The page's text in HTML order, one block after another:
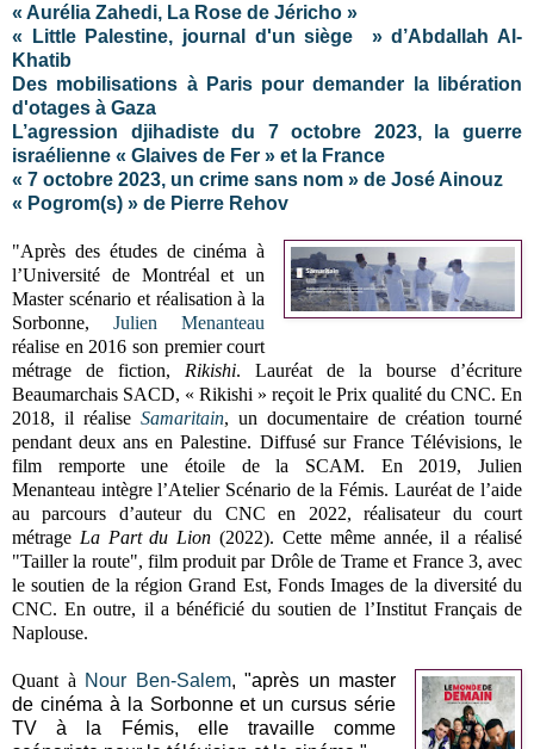
« Aurélia Zahedi, La Rose de Jéricho »
« Little Palestine, journal d'un siège » d’Abdallah Al-
Khatib
Des mobilisations à Paris pour demander la libération
d'otages à Gaza
L’agression djihadiste du 7 octobre 2023, la guerre
israélienne « Glaives de Fer » et la France
« 7 octobre 2023, un crime sans nom » de José Ainouz
« Pogrom(s) » de Pierre Rehov
"Après des études de cinéma à
l’Université de Montréal et un
Master scénario et réalisation à la
Sorbonne,Julien Menanteau
réalise en 2016 son premier court
métrage de fiction, Rikishi. Lauréat de la bourse d’écriture
Beaumarchais SACD, « Rikishi » reçoit le Prix qualité du CNC. En
2018, il réalise Samaritain, un documentaire de création tourné
pendant deux ans en Palestine. Diffusé sur France Télévisions, le
film remporte une étoile de la SCAM.
En 2019,Julien
Menanteau intègre l’Atelier Scénario de la Fémis. Lauréat de l’aide
au parcours d’auteur du CNC en 2022, réalisateur du court
métrage La Part du Lion (2022). Cette même année, il a réalisé
"Tailler la route", film produit par Drôle de Trame et France 3, avec
le soutien de la région Grand Est, Fonds Images de la diversité du
CNC. En outre, il a bénéficié du soutien de l’Institut Français de
Naplouse.
Quant à Nour Ben-Salem,"après un master
de cinéma à la Sorbonne et un cursus série
TV à la Fémis, elle travaille comme